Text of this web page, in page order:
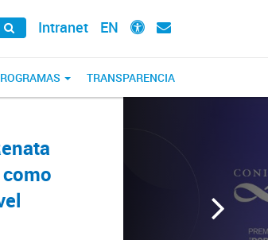
Intranet EN
TRANSPARENCIA